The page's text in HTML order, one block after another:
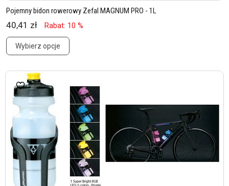
Pojemny bidon rowerowy Zefal MAGNUM PRO - 1L
40,41 zł Rabat: 10 %
Wybierz opcje